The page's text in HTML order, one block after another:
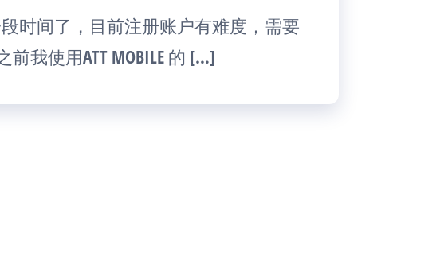
时间了，目前注册账户有难度，需要
我使用ATT MOBILE 的 […]